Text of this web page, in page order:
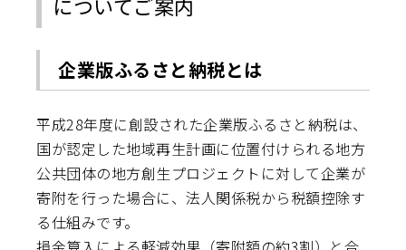
企業版ふるさと納税とは
平成28年度に創設された企業版ふるさと納税は、
国が認定した地域再生計画に位置付けられる地方
公共団体の地方創生プロジェクトに対して企業が
寄附を行った場合に、法人関係税から税額控除す
る仕組みです。